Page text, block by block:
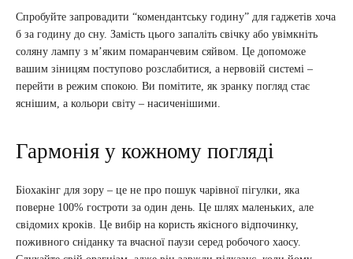
Спробуйте запровадити “комендантську годину” для гаджетів хоча
б за годину до сну. Замість цього запаліть свічку або увімкніть
соляну лампу з м’яким помаранчевим сяйвом. Це допоможе
вашим зіницям поступово розслабитися, а нервовій системі –
перейти в режим спокою. Ви помітите, як зранку погляд стає
яснішим, а кольори світу – насиченішими.
Гармонія у кожному погляді
Біохакінг для зору – це не про пошук чарівної пігулки, яка
поверне 100% гостроти за один день. Це шлях маленьких, але
свідомих кроків. Це вибір на користь якісного відпочинку,
поживного сніданку та вчасної паузи серед робочого хаосу.